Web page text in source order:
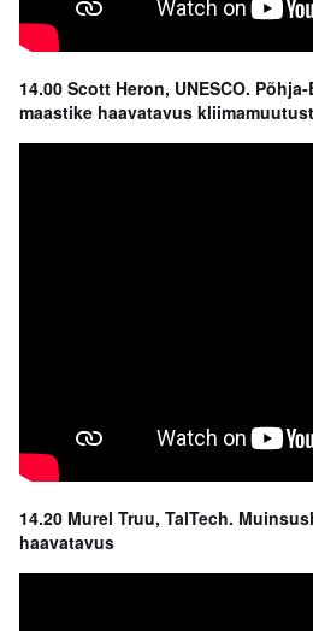
14.00 Scott Heron, UNESCO.
maastike haavatavus
14.20 Murel Truu, TalTech.
haavatavus